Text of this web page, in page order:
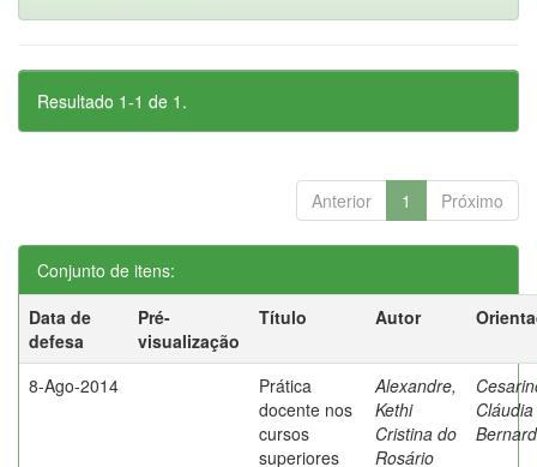
Resultado 1-1 de 1.
Anterior 1 Próximo
Conjunto de itens:
Data de
defesa
Pré-
visualização
Título Autor
8-Ago-2014
Prática
docente nos
cursos
superiores
Alexandre,
Kethi
Cristina do
Rosário
Cláudia